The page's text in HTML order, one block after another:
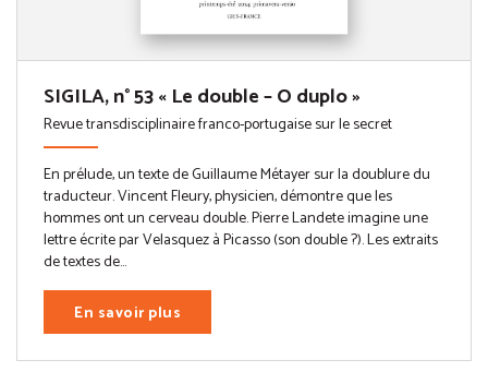
SIGILA, n° 53 « Le double – O duplo »
Revue transdisciplinaire franco-portugaise sur le secret
En prélude, un texte de Guillaume Métayer sur la doublure du
traducteur. Vincent Fleury, physicien, démontre que les
hommes ont un cerveau double. Pierre Landete imagine une
lettre écrite par Velasquez à Picasso (son double ?). Les extraits
de textes de...
En savoir plus